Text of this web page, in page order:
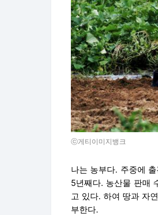
ⓒ게티이미지뱅크
나는 농부다. 주중에
5년째다. 농산물 판매
고 있다. 하여 땅과 자
부한다.